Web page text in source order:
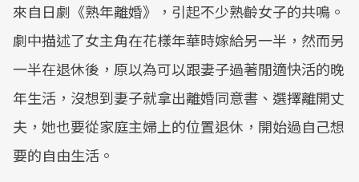
來自日劇《熟年離婚》，引起不少熟齡女子的共鳴。
劇中描述了女主角在花樣年華時嫁給另一半，然而另
一半在退休後，原以為可以跟妻子過著閒適快活的晚
年生活，沒想到妻子就拿出離婚同意書、選擇離開丈
夫，她也要從家庭主婦上的位置退休，開始過自己想
要的自由生活。